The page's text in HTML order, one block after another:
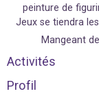
peinture de
Jeux se tiendra
Mangeant
Activités
Profil